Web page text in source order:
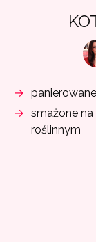
smażone
roślinnym